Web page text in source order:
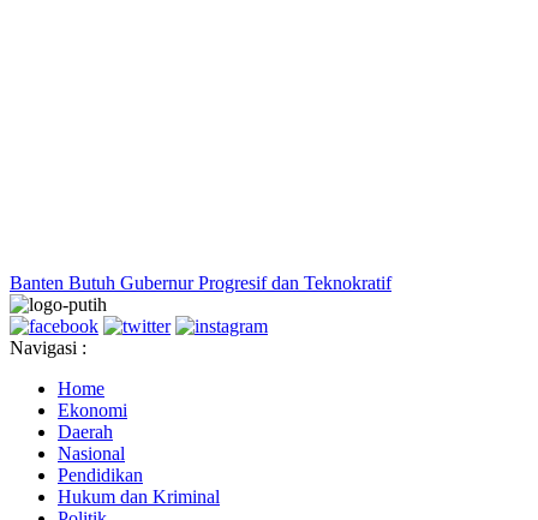
Banten Butuh Gubernur Progresif dan Teknokratif
Navigasi :
Home
Ekonomi
Daerah
Nasional
Pendidikan
Hukum dan Kriminal